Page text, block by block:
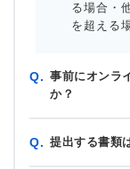
る場合・
を超える
Q. 事前にオンラ
か？
Q. 提出する書類